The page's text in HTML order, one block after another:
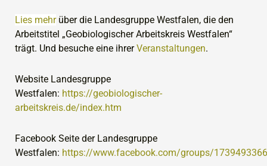
Lies mehrüber die Landesgruppe Westfalen, die den
Arbeitstitel „Geobiologischer Arbeitskreis Westfalen“
trägt. Und besuche eine ihrerVeranstaltungen.
Website Landesgruppe
Westfalen: https://geobiologischer-
arbeitskreis.de/index.htm
Facebook Seite der Landesgruppe
Westfalen: https://www.facebook.com/groups/